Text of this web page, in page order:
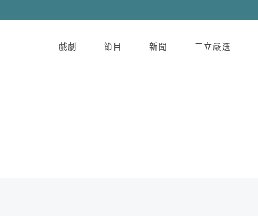
戲劇 節目 新聞 三立嚴選